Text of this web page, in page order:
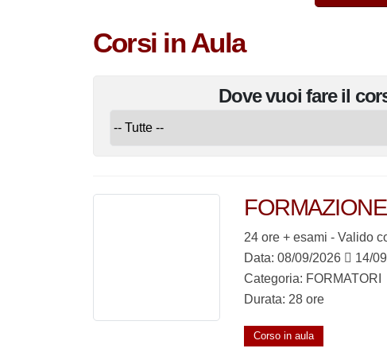
Corsi in Aula
Dove vuoifare il
FORMAZIONE
24 ore + esami - Valido
Data: 08/09/2026 14/
Categoria: FORMATORI
Durata: 28 ore
Corso in aula